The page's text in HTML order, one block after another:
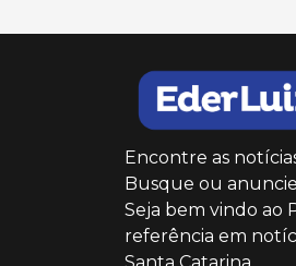
Encontre as
Busque ou
Seja bem vindo ao
referência em